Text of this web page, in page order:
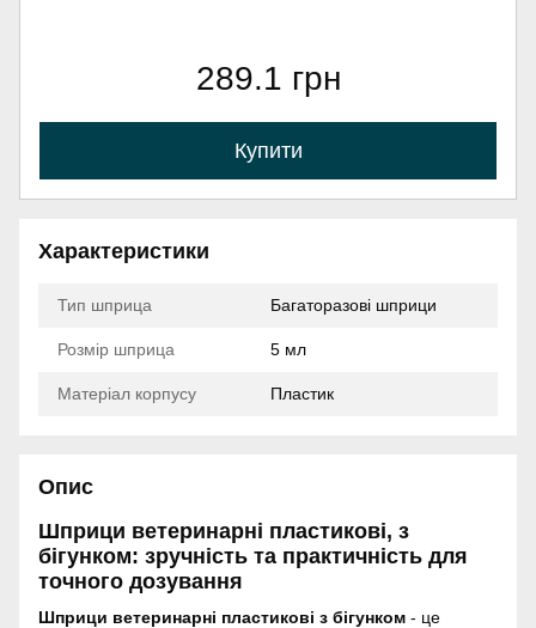
289.1 грн
Купити
Характеристики
Тип шприца Багаторазові шприци
Розмір шприца 5 мл
Матеріал корпусу Пластик
Опис
Шприци ветеринарні пластикові, з
бігунком: зручність та практичність для
точного дозування
Шприци ветеринарні пластикові з бігунком - це